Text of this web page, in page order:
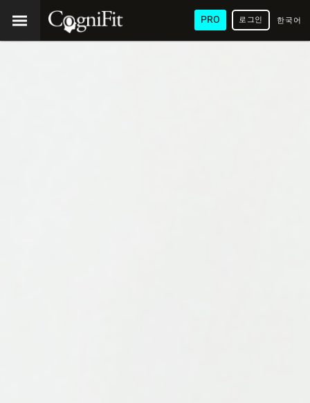
PRO 한국어
/ 韓國
로그인